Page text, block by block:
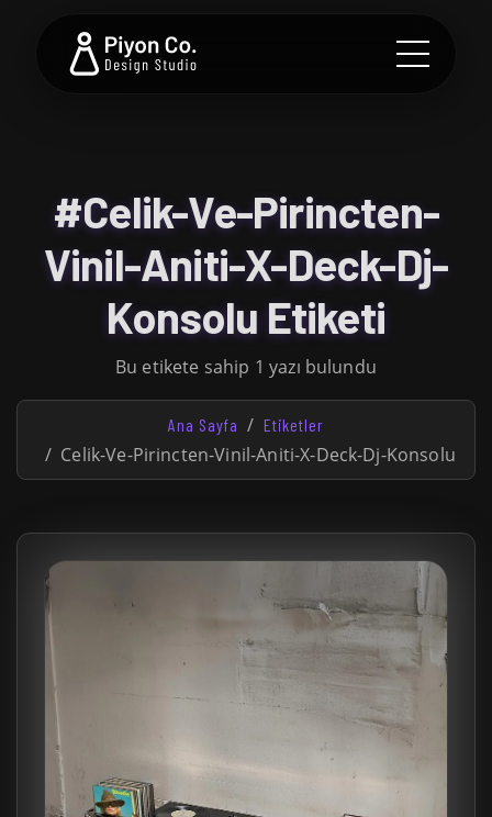
#Celik-Ve-Pirincten-
Vinil-Aniti-X-Deck-Dj-
Konsolu Etiketi
Bu etikete sahip 1 yazı bulundu
Ana Sayfa Etiketler
Celik-Ve-Pirincten-Vinil-Aniti-X-Deck-Dj-Konsolu